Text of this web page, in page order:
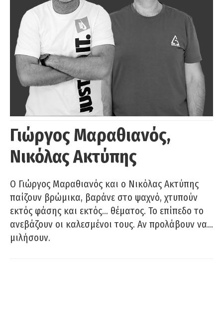
Γιώργος Μαραθιανός,
Νικόλας Ακτύπης
Ο Γιώργος Μαραθιανός και ο Νικόλας Ακτύπης
παίζουν βρώμικα, βαράνε στο ψαχνό, χτυπούν
εκτός φάσης και εκτός… θέματος. Το επίπεδο το
ανεβάζουν οι καλεσμένοι τους. Αν προλάβουν να…
μιλήσουν.